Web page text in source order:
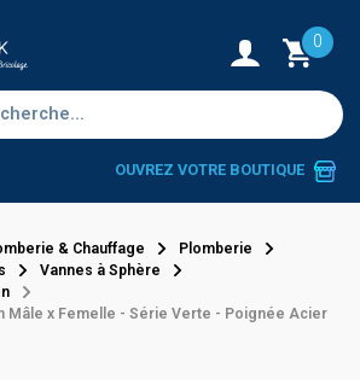
0
OUVREZ VOTRE BOUTIQUE
& Chauffage
Plomberie
Vannes à Sphère
Mâle x Femelle - Série Verte - Poignée Acier